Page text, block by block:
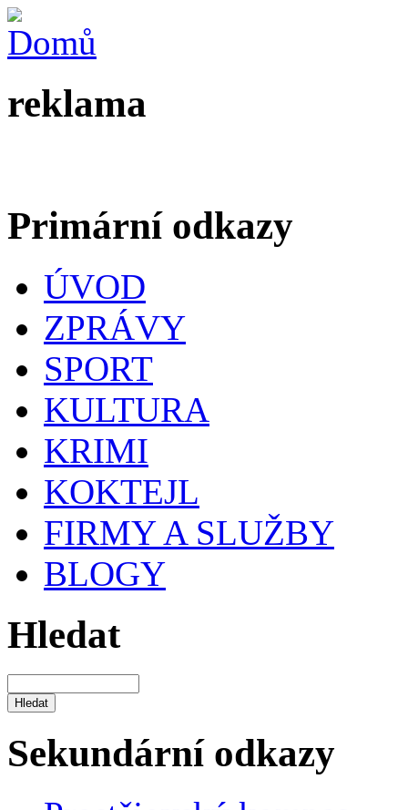
reklama
Primární odkazy
ÚVOD
ZPRÁVY
SPORT
KULTURA
KRIMI
KOKTEJL
FIRMY A SLUŽBY
BLOGY
Hledat
Sekundární odkazy